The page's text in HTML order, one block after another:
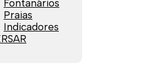
Fontanários
Praias
Indicadores